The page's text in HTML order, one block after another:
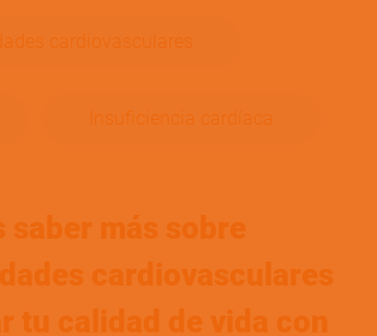
cardiovasculares
Insuficiencia cardíaca
saber más sobre
cardiovasculares
tu calidad de vida con